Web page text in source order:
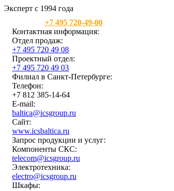
Эксперт с 1994 года
+7 495 720-49-00
Контактная информация:
Отдел продаж:
+7 495 720 49 08
Проектный отдел:
+7 495 720 49 03
Филиал в Санкт-Петербурге:
Телефон:
+7 812 385-14-64
E-mail:
baltica@icsgroup.ru
Сайт:
www.icsbaltica.ru
Запрос продукции и услуг:
Компоненты СКС:
telecom@icsgroup.ru
Электротехника:
electro@icsgroup.ru
Шкафы: